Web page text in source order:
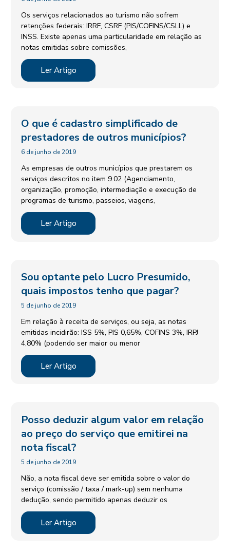
Os serviços relacionados ao turismo não sofrem
retenções federais: IRRF, CSRF (PIS/COFINS/CSLL) e
INSS. Existe apenas uma particularidade em relação as
notas emitidas sobre comissões,
Ler Artigo
O que é cadastro simplificado de
prestadores de outros municípios?
6 de junho de 2019
As empresas de outros municípios que prestarem os
serviços descritos no item 9.02 (Agenciamento,
organização, promoção, intermediação e execução de
programas de turismo, passeios, viagens,
Ler Artigo
Sou optante pelo Lucro Presumido,
quais impostos tenho que pagar?
5 de junho de 2019
Em relação à receita de serviços, ou seja, as notas
emitidas incidirão: ISS 5%, PIS 0,65%, COFINS 3%, IRPJ
4,80% (podendo ser maior ou menor
Ler Artigo
Posso deduzir algum valor em relação
ao preço do serviço que emitirei na
nota fiscal?
5 de junho de 2019
Não, a nota fiscal deve ser emitida sobre o valor do
serviço (comissão / taxa / mark-up) sem nenhuma
dedução, sendo permitido apenas deduzir os
Ler Artigo